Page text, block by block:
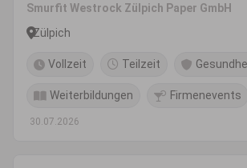
Smurfit Westrock Zülpich Paper GmbH
Zülpich
Vollzeit Teilzeit
Weiterbildungen Firmenevents
30.07.2026